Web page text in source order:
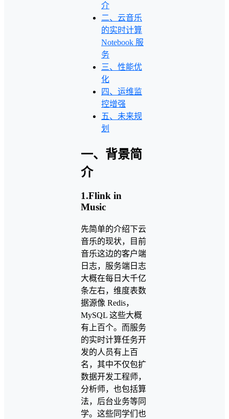
介
二、云音乐
的实时计算
Notebook 服
务
三、性能优
化
四、运维监
控增强
五、未来规
划
一、背景简
介
1.Flink in
Music
先简单的介绍下云
音乐的现状，目前
音乐这边的客户端
日志，服务端日志
大概在每日大千亿
条左右，维度表数
据源像 Redis，
MySQL 这些大概
有上百个。而服务
的实时计算任务开
发的人员有上百
名，其中不仅包扩
数据开发工程师，
分析师，也包括算
法，后台业务等同
学。这些同学们也